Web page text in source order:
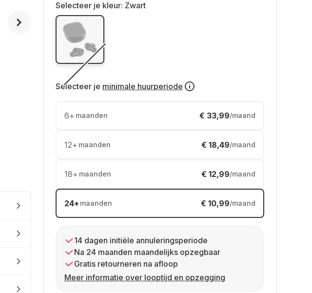
Selecteer je kleur: Zwart
Selecteer je minimale huurperiode
6+ maanden € 33,99/maand
12+ maanden € 18,49/maand
18+ maanden € 12,99/maand
24+ maanden € 10,99/maand
14 dagen initiële annuleringsperiode
Na 24 maanden maandelijks opzegbaar
Gratis retourneren na afloop
Meer informatie over looptijd en opzegging